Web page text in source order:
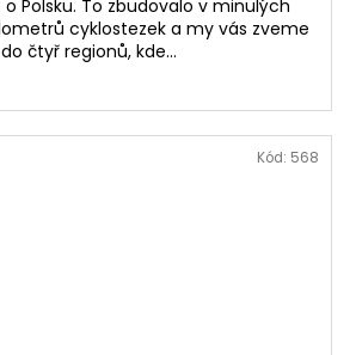
Polsku. To zbudovalo v minulých
cyklostezek a my vás zveme
do čtyř regionů, kde...
Kód: 568